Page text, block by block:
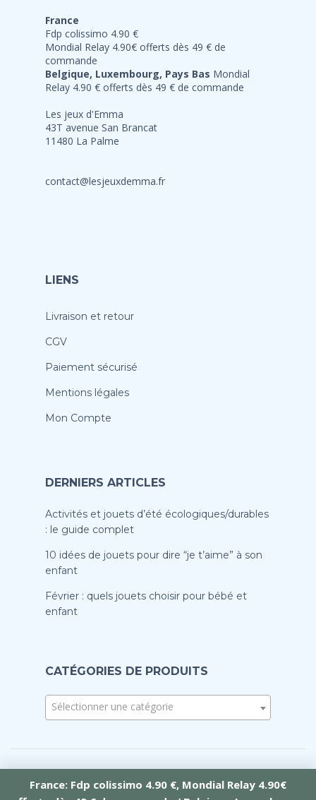
France: Fdp colissimo 4.90 €, Mondial Relay 4.90€
France
Fdp colissimo 4.90 €
Mondial Relay 4.90€ offerts dès 49 € de
commande
Belgique, Luxembourg, Pays Bas Mondial
Relay 4.90 € offerts dès 49 € de commande
Les jeux d'Emma
43T avenue San Brancat
11480 La Palme
contact@lesjeuxdemma.fr
LIENS
Livraison et retour
CGV
Paiement sécurisé
Mentions légales
Mon Compte
DERNIERS ARTICLES
Activités et jouets d’été écologiques/durables
: le guide complet
10 idées de jouets pour dire “je t’aime” à son
enfant
Février : quels jouets choisir pour bébé et
enfant
CATÉGORIES DE PRODUITS
Sélectionner une catégorie